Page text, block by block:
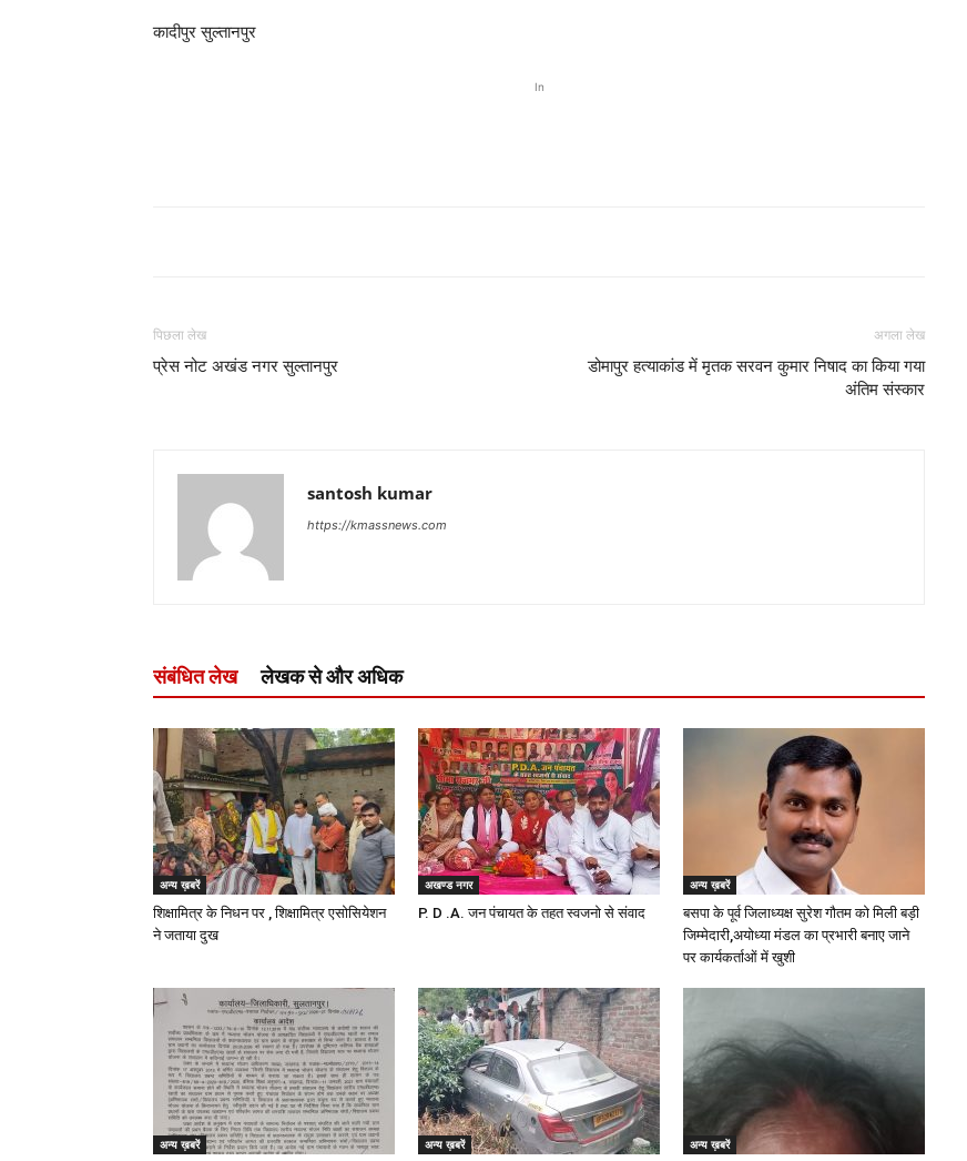
कादीपुर सुल्तानपुर
In
पिछला लेख
प्रेस नोट अखंड नगर सुल्तानपुर
अगला लेख
डोमापुर हत्याकांड में मृतक सरवन कुमार निषाद का किया गया
अंतिम संस्कार
santosh kumar
https://kmassnews.com
संबंधित लेख लेखक से और अधिक
अन्य ख़बरें
शिक्षामित्र के निधन पर , शिक्षामित्र एसोसियेशन
ने जताया दुख
अखण्ड नगर
P. D .A. जन पंचायत के तहत स्वजनो से संवाद
अन्य ख़बरें
बसपा के पूर्व जिलाध्यक्ष सुरेश गौतम को मिली बड़ी
जिम्मेदारी,अयोध्या मंडल का प्रभारी बनाए जाने
पर कार्यकर्ताओं में खुशी
अन्य ख़बरें अन्य ख़बरें अन्य ख़बरें